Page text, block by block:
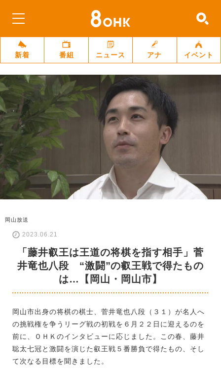
新着 番組 ニュース アナ イベント
岡山放送
2023.06.21
「藤井叡王は王道の将棋を指す相手」菅
井竜也八段 “激闘”の叡王戦で得たもの
は…【岡山・岡山市】
岡山市出身の将棋の棋士、菅井竜也八段（３１）が名人へ
の挑戦権を争うリーグ戦の初戦を６月２２日に迎えるのを
前に、ＯＨＫのインタビューに応じました。この春、藤井
聡太七冠と激闘を演じた叡王戦５番勝負で得たもの、そし
て次なる目標を聞きました。